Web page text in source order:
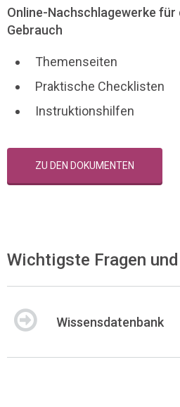
Online-Nachschlagewerke für
Gebrauch
Themenseiten
Praktische Checklisten
Instruktionshilfen
ZU DEN DOKUMENTEN
Wichtigste Fragen
Wissensdatenbank